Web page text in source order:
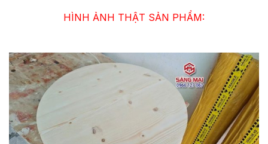
HÌNH ẢNH THẬT SẢN PHẨM: